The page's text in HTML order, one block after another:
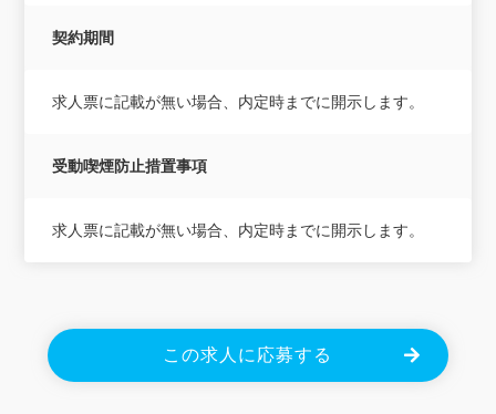
契約期間
求人票に記載が無い場合、内定時までに開示します。
受動喫煙防止措置事項
求人票に記載が無い場合、内定時までに開示します。
この求人に応募する